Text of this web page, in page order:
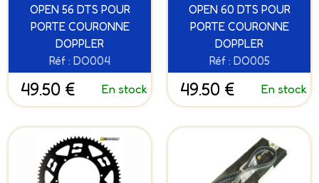
OPEN 56 DTS POUR
PORTE COURONNE
DOPPLER
Réf : DO004
49.50 € En stock
OPEN 60 DTS POUR
PORTE COURONNE
DOPPLER
Réf : DO005
49.50 € En stock